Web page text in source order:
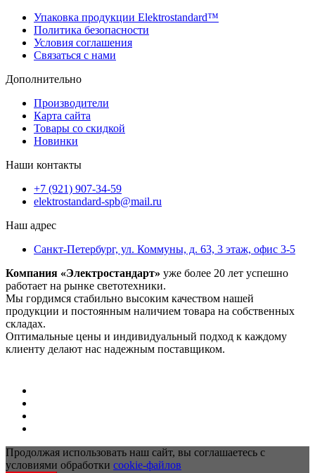
Упаковка продукции Elektrostandard™
Политика безопасности
Условия соглашения
Связаться с нами
Дополнительно
Производители
Карта сайта
Товары со скидкой
Новинки
Наши контакты
+7 (921) 907-34-59
elektrostandard-spb@mail.ru
Наш адрес
Санкт-Петербург, ул. Коммуны, д. 63, 3 этаж, офис 3-5
Компания «Электростандарт» уже более 20 лет успешно
работает на рынке светотехники.
Мы гордимся стабильно высоким качеством нашей
продукции и постоянным наличием товара на собственных
складах.
Оптимальные цены и индивидуальный подход к каждому
клиенту делают нас надежным поставщиком.
Продолжая использовать наш сайт, вы соглашаетесь с
условиями обработки cookie-файлов